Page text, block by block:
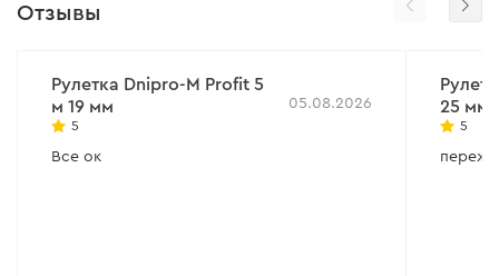
Отзывы
Рулетка Dnipro-M Profit 5
м 19 мм
5
05.08.2026
Все ок
25 мм
5